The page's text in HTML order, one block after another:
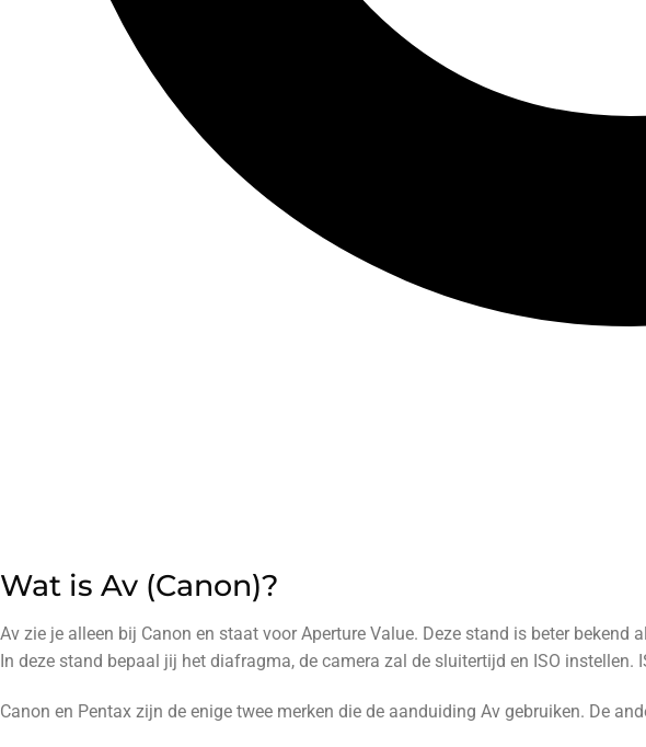
Wat is Av (Canon)?
Av zie je alleen bij Canon en staat voor Aperture Value. Deze stand is beter bekend
In deze stand bepaal jij het diafragma, de camera zal de sluitertijd en ISO
Canon en Pentax zijn de enige twee merken die de aanduiding Av gebruiken. De